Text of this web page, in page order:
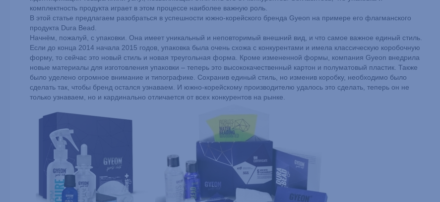
комплектность продукта играет в этом процессе наиболее важную роль.
В этой статье предлагаем разобраться в успешности южно-корейского бренда Gyeon на примере его флагманского
продукта Dura Bead.
Начнём, пожалуй, с упаковки. Она имеет уникальный и неповторимый внешний вид, и что самое важное единый стиль.
Если до конца 2014 начала 2015 годов, упаковка была очень схожа с конкурентами и имела классическую коробочную
форму, то сейчас это новый стиль и новая треугольная форма. Кроме измененной формы, компания Gyeon внедрила
новые материалы для изготовления упаковки – теперь это высококачественный картон и полуматовый пластик. Также
было уделено огромное внимание и типографике. Сохранив единый стиль, но изменив коробку, необходимо было
сделать так, чтобы бренд остался узнаваем. И южно-корейскому производителю удалось это сделать, теперь он не
только узнаваем, но и кардинально отличается от всех конкурентов на рынке.